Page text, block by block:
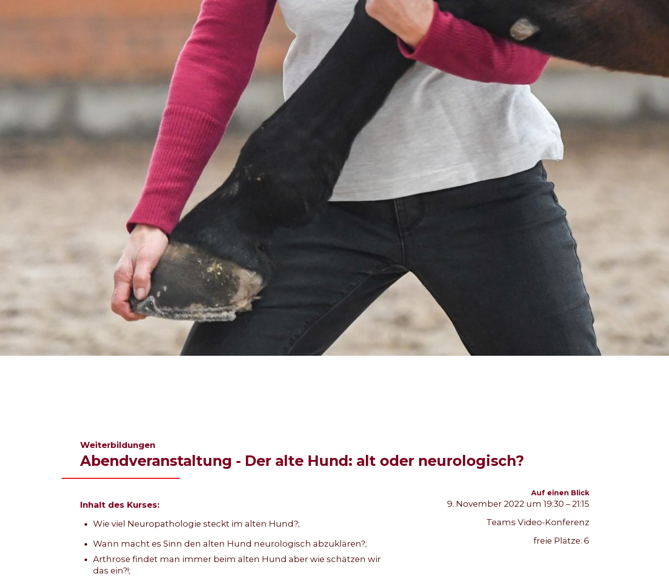
Weiterbildungen
Abendveranstaltung - Der alte Hund: alt oder neurologisch?
Auf einen Blick
9. November 2022 um 19:30 – 21:15
Teams Video-Konferenz
freie Plätze: 6
Inhalt des Kurses:
Wie viel Neuropathologie steckt im alten Hund?;
Wann macht es Sinn den alten Hund neurologisch abzuklären?;
Arthrose findet man immer beim alten Hund aber wie schätzen wir
das ein?!;